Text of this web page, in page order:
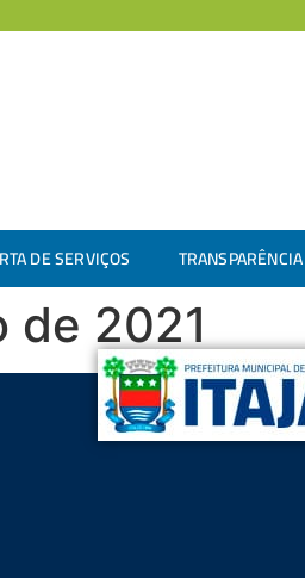
DE SERVIÇOS TRANSPARÊNCIA
de 2021